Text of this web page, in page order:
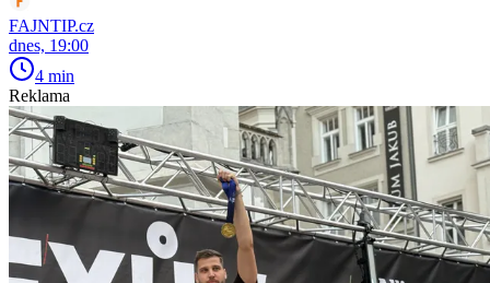
FAJNTIP.cz
dnes, 19:00
4 min
Reklama